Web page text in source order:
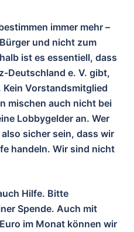
immer mehr –
und nicht zum
ist es essentiell, dass
Deutschland e. V. gibt,
Vorstandsmitglied
mischen auch nicht bei
Lobbygelder an. Wer
sicher sein, dass wir
handeln. Wir sind nicht
Hilfe. Bitte
Spende. Auch mit
im Monat können wir